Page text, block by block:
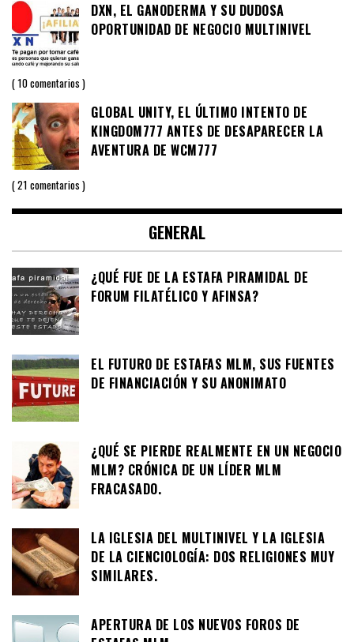
DXN, EL GANODERMA Y SU DUDOSA
OPORTUNIDAD DE NEGOCIO MULTINIVEL
10 comentarios
GLOBAL UNITY, EL ÚLTIMO INTENTO DE
KINGDOM777 ANTES DE DESAPARECER LA
AVENTURA DE WCM777
21 comentarios
GENERAL
¿QUÉ FUE DE LA ESTAFA PIRAMIDAL DE
FORUM FILATÉLICO Y AFINSA?
EL FUTURO DE ESTAFAS MLM, SUS FUENTES
DE FINANCIACIÓN Y SU ANONIMATO
¿QUÉ SE PIERDE REALMENTE EN UN NEGOCIO
MLM? CRÓNICA DE UN LÍDER MLM
FRACASADO.
LA IGLESIA DEL MULTINIVEL Y LA IGLESIA
DE LA CIENCIOLOGÍA: DOS RELIGIONES MUY
SIMILARES.
APERTURA DE LOS NUEVOS FOROS DE